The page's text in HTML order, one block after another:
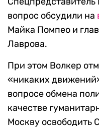
вопрос обсудили на
Майка Помпео и
Лаврова.
При этом Волкер
«никаких
вопросе обмена
качестве
Москву освободить